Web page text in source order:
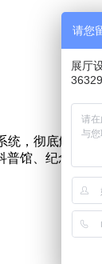
，彻底解决了
馆、纪念馆、
请您
展厅